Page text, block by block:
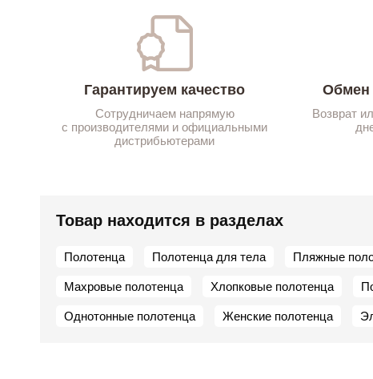
Гарантируем качество
Сотрудничаем напрямую
с производителями и официальными
дистрибьютерами
Обмен
Возврат
Товар находится в разделах
Полотенца Полотенца для тела Пляжные
Махровые полотенца Хлопковые полотенца
Однотонные полотенца Женские полотенца